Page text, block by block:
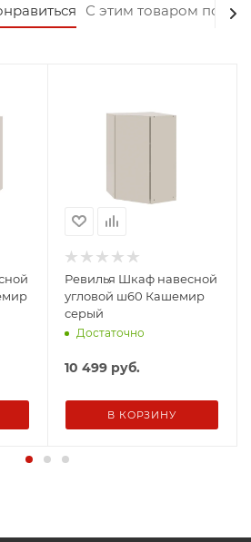
С этим товаром
Ревилья Шкаф навесной
угловой ш60 Кашемир
серый
Достаточно
10 499 руб.
В КОРЗИНУ